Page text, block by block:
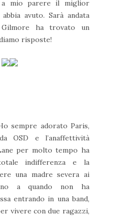
mio parere il miglior
avuto. Sarà andata
ha trovato un
risposte!
sempre adorato Paris,
OSD e l’anaffettività
per molto tempo ha
indifferenza e la
una madre severa ai
a quando non ha
entrando in una band,
vivere con due ragazzi,